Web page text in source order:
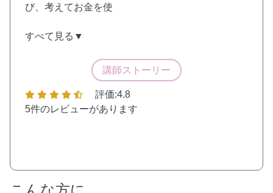
び、考えてお金を使
すべて見る▼
講師ストーリー
評価:4.8
5件のレビューがあります